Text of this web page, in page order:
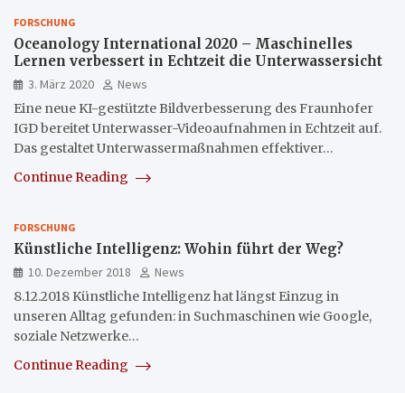
FORSCHUNG
Oceanology International 2020 – Maschinelles
Lernen verbessert in Echtzeit die Unterwassersicht
3. März 2020
News
Eine neue KI-gestützte Bildverbesserung des Fraunhofer
IGD bereitet Unterwasser-Videoaufnahmen in Echtzeit auf.
Das gestaltet Unterwassermaßnahmen effektiver…
Continue Reading
FORSCHUNG
Künstliche Intelligenz: Wohin führt der Weg?
10. Dezember 2018
News
8.12.2018 Künstliche Intelligenz hat längst Einzug in
unseren Alltag gefunden: in Suchmaschinen wie Google,
soziale Netzwerke…
Continue Reading